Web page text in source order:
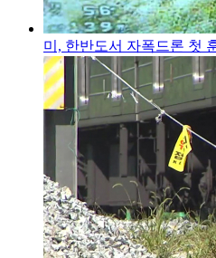
미, 한반도서 자폭드론 첫